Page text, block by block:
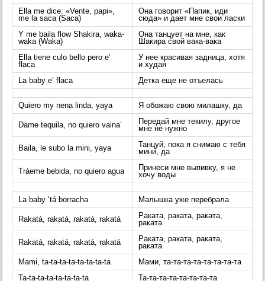
Ella me dice: «Vente, papi»,
me la saca (Saca)
Она говорит «Папик, иди
сюда» и дает мне свои ласки
Y me baila flow Shakira, waka-
waka (Waka)
Она танцует на мне, как
Шакира свой вака-вака
Ella tiene culo bello pero e’
flaca
У нее красивая задница, хотя
и худая
La baby e’ flaca
Детка еще не отъелась
Quiero my nena linda, yaya Я обожаю свою милашку, да
Dame tequila, no quiero vaina’
Передай мне текилу, другое
мне не нужно
Baila, le subo la mini, yaya
Танцуй, пока я снимаю с тебя
мини, да
Tráeme bebida, no quiero agua
Принеси мне выпивку, я не
хочу воды
La baby ‘tá borracha Малышка уже перебрала
Rakatá, rakatá, rakatá, rakatá
Раката, раката, раката,
раката
Rakatá, rakatá, rakatá, rakatá
Раката, раката, раката,
раката
Mami, ta-ta-ta-ta-ta-ta-ta-ta
Мами, та-та-та-та-та-та-та-та
Ta-ta-ta-ta-ta-ta-ta-ta
Та-та-та-та-та-та-та-та